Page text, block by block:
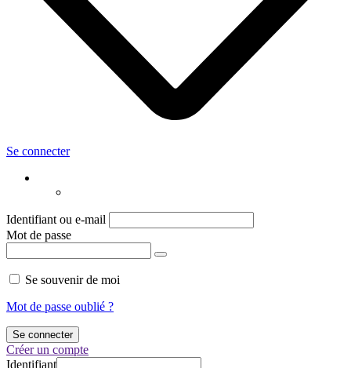
Se connecter
Identifiant ou e-mail
Mot de passe
Se souvenir de moi
Mot de passe oublié ?
Créer un compte
Identifiant